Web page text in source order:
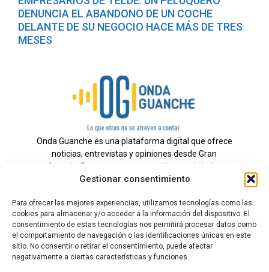
Gestionar consentimiento
Para ofrecer las mejores experiencias, utilizamos tecnologías como las
cookies para almacenar y/o acceder a la información del dispositivo. El
consentimiento de estas tecnologías nos permitirá procesar datos como
el comportamiento de navegación o las identificaciones únicas en este
sitio. No consentir o retirar el consentimiento, puede afectar
negativamente a ciertas características y funciones.
DENUNCIA EL ABANDONO DE UN COCHE
DELANTE DE SU NEGOCIO HACE MÁS DE TRES
MESES
Onda Guanche es una plataforma digital que ofrece
noticias, entrevistas y opiniones desde Gran
Canaria. Estamos comprometidos con brindar
información veraz y un periodismo independiente a
Todos los derechos reservados.
Radio